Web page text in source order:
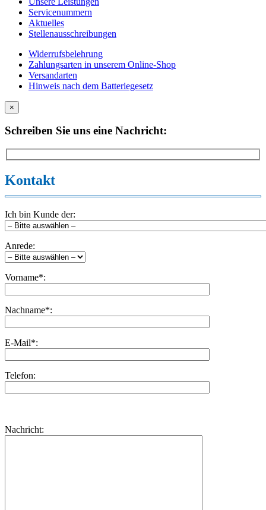
Servicenummern
Aktuelles
Stellenausschreibungen
Widerrufsbelehrung
Zahlungsarten in unserem Online-Shop
Versandarten
Hinweis nach dem Batteriegesetz
×
Schreiben Sie uns eine Nachricht:
Kontakt
Ich bin Kunde der:
Anrede:
Vorname*:
Nachname*:
E-Mail*:
Telefon:
dieses
lasse
Nachricht: